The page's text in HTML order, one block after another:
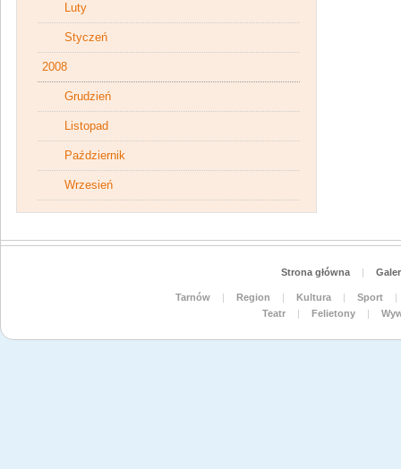
Luty
Styczeń
2008
Grudzień
Listopad
Październik
Wrzesień
Strona główna |
Tarnów | Region | Kultura | Sport
|
Teatr
| Felietony |